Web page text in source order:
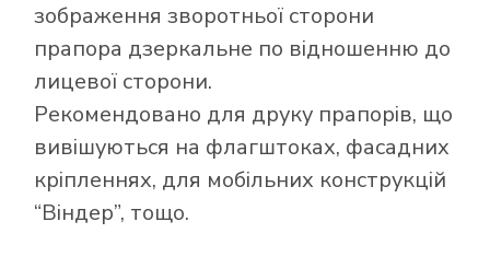
зображення зворотньої сторони
прапора дзеркальне по відношенню до
лицевої сторони.
Рекомендовано для друку прапорів, що
вивішуються на флагштоках, фасадних
кріпленнях, для мобільних конструкцій
“Віндер”, тощо.